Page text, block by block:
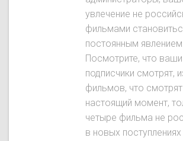
увлечение не
фильмами
постоянным
Посмотрите, что ваши
подписчики смотрят,
фильмов, что
настоящий момент,
четыре фильма не
в новых поступлениях